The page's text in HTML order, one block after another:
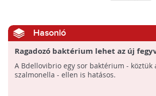
Hasonló
Ragadozó baktérium lehet az új
szuperkórokozók ellen
A Bdellovibrio egy sor baktérium - köztük
szalmonella - ellen is hatásos.